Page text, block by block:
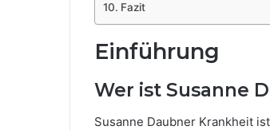
Fazit
Einführung
Wer ist Susanne
Susanne Daubner Krankheit